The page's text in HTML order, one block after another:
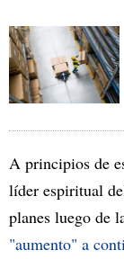
A principios de
líder espiritual
planes luego de
"aumento" a